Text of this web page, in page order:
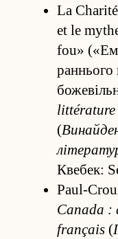
La
et le
fou»
ран­нього
littérature
(
Квебек:
Paul-
Canada :
français(